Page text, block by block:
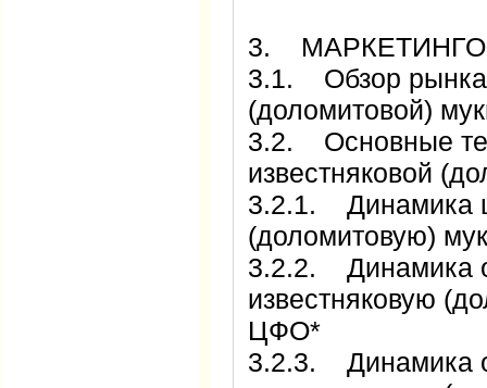
3.
3.1. Обзор рынка
(доломитовой)
3.2. Основные
известняковой
3.2.1. Динамика
(доломитовую)
3.2.2. Динамика
известняковую
ЦФО*
3.2.3. Динамика